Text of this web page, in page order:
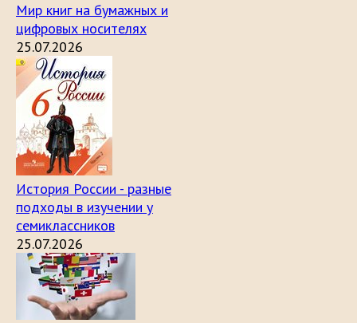
Мир книг на бумажных и
цифровых носителях
25.07.2026
История России - разные
подходы в изучении у
семиклассников
25.07.2026